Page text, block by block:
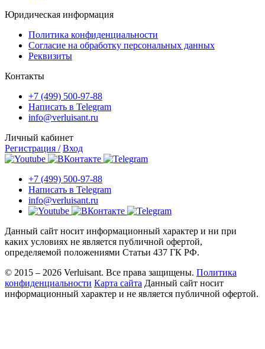
Юридическая информация
Политика конфиденциальности
Согласие на обработку персональных данных
Реквизиты
Контакты
+7 (499) 500-97-88
Написать в Telegram
info@verluisant.ru
Личный кабинет
Регистрация / Вход
+7 (499) 500-97-88
Написать в Telegram
info@verluisant.ru
Данный сайт носит информационный характер и ни при
каких условиях не является публичной офертой,
определяемой положениями Статьи 437 ГК РФ.
© 2015 – 2026 Verluisant. Все права защищены. Политика
конфиденциальности Карта сайта Данный сайт носит
информационный характер и не является публичной офертой.